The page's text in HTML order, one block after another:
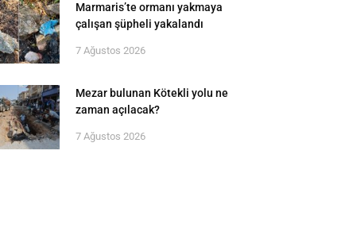
Marmaris’te ormanı yakmaya
çalışan şüpheli yakalandı
7 Ağustos 2026
Mezar bulunan Kötekli yolu ne
zaman açılacak?
7 Ağustos 2026